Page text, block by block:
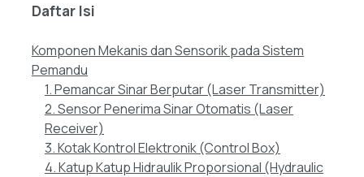
Daftar Isi
Komponen Mekanis dan Sensorik pada Sistem
Pemandu
1. Pemancar Sinar Berputar (Laser Transmitter)
2. Sensor Penerima Sinar Otomatis (Laser
Receiver)
3. Kotak Kontrol Elektronik (Control Box)
4. Katup Katup Hidraulik Proporsional (Hydraulic